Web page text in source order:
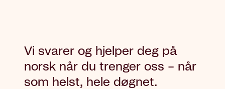
Vi svarer og hjelper deg på
norsk når du trenger oss – når
som helst, hele døgnet.